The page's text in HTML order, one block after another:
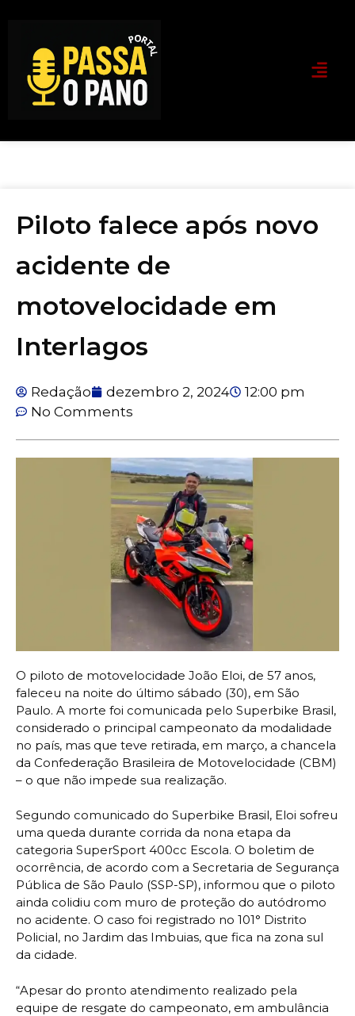
Piloto falece após novo
acidente de
motovelocidade em
Interlagos
Redação dezembro 2, 2024
12:00 pm
No Comments
O piloto de motovelocidade João Eloi, de 57 anos,
faleceu na noite do último sábado (30), em São
Paulo. A morte foi comunicada pelo Superbike Brasil,
considerado o principal campeonato da modalidade
no país, mas que teve retirada, em março, a chancela
da Confederação Brasileira de Motovelocidade (CBM)
– o que não impede sua realização.
Segundo comunicado do Superbike Brasil, Eloi sofreu
uma queda durante corrida da nona etapa da
categoria SuperSport 400cc Escola. O boletim de
ocorrência, de acordo com a Secretaria de Segurança
Pública de São Paulo (SSP-SP), informou que o piloto
ainda colidiu com muro de proteção do autódromo
no acidente. O caso foi registrado no 101° Distrito
Policial, no Jardim das Imbuias, que fica na zona sul
da cidade.
“Apesar do pronto atendimento realizado pela
equipe de resgate do campeonato, em ambulância